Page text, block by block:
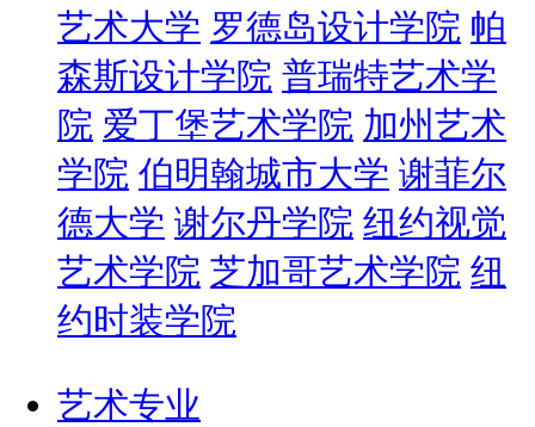
艺术大学 罗德岛设计学院 帕
森斯设计学院 普瑞特艺术学
院 爱丁堡艺术学院 加州艺术
学院 伯明翰城市大学 谢菲尔
德大学 谢尔丹学院 纽约视觉
艺术学院 芝加哥艺术学院 纽
约时装学院
艺术专业